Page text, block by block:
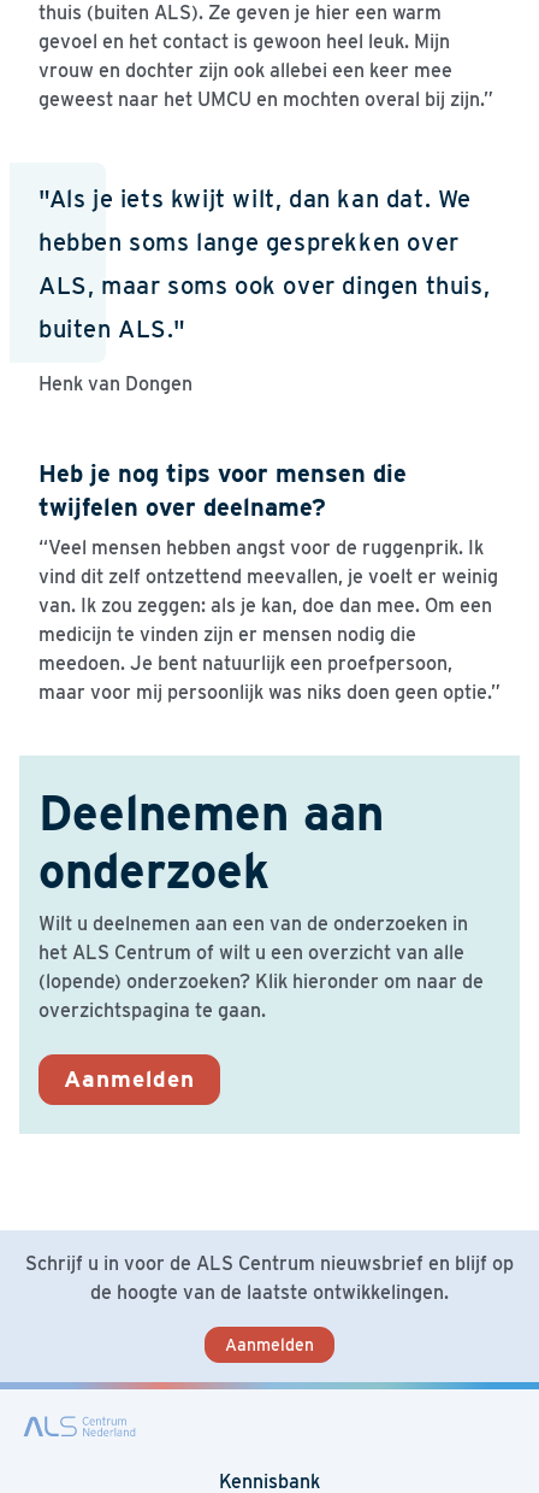
thuis (buiten ALS). Ze geven je hier een warm
gevoel en het contact is gewoon heel leuk. Mijn
vrouw en dochter zijn ook allebei een keer mee
geweest naar het UMCU en mochten overal bij zijn.”
"Als je iets kwijt wilt, dan kan dat. We
hebben soms lange gesprekken over
ALS, maar soms ook over dingen thuis,
buiten ALS."
Henk van Dongen
Heb je nog tips voor mensen die
twijfelen over deelname?
“Veel mensen hebben angst voor de ruggenprik. Ik
vind dit zelf ontzettend meevallen, je voelt er weinig
van. Ik zou zeggen: als je kan, doe dan mee. Om een
medicijn te vinden zijn er mensen nodig die
meedoen. Je bent natuurlijk een proefpersoon,
maar voor mij persoonlijk was niks doen geen optie.”
Deelnemen aan
onderzoek
Wilt u deelnemen aan een van de onderzoeken in
het ALS Centrum of wilt u een overzicht van alle
(lopende) onderzoeken? Klik hieronder om naar de
overzichtspagina te gaan.
Aanmelden
Schrijf u in voor de ALS Centrum nieuwsbrief en blijf op
de hoogte van de laatste ontwikkelingen.
Aanmelden
Kennisbank